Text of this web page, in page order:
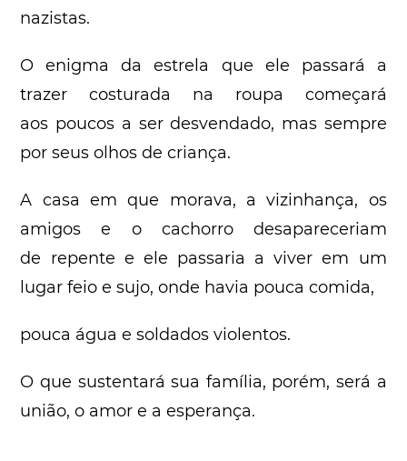
nazistas.
O enigma da estrela que ele passará a
trazer costurada na roupa começará
aos poucos a ser desvendado, mas sempre
por seus olhos de criança.
A casa em que morava, a vizinhança, os
amigos e o cachorro desapareceriam
de repente e ele passaria a viver em um
lugar feio e sujo, onde havia pouca comida,
pouca água e soldados violentos.
O que sustentará sua família, porém, será a
união, o amor e a esperança.